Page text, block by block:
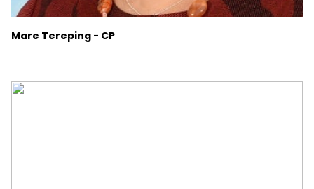
Mare Tereping - CP